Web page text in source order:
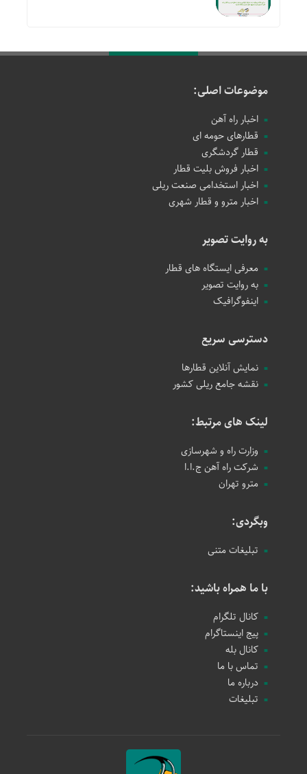
موضوعات اصلی:
اخبار راه آهن
قطارهای حومه ای
قطار گردشگری
اخبار فروش بلیت قطار
اخبار استخدامی صنعت ریلی
اخبار مترو و قطار شهری
به روایت تصویر
معرفی ایستگاه های قطار
به روایت تصویر
اینفوگرافیک
دسترسی سریع
نمایش آنلاین قطارها
نقشه جامع ریلی کشور
لینک های مرتبط:
وزارت راه و شهرسازی
شرکت راه آهن ج.ا.ا
مترو تهران
وبگردی:
تبلیغات متنی
با ما همراه باشید:
کانال تلگرام
پیج اینستاگرام
کانال بله
تماس با ما
درباره ما
تبلیغات